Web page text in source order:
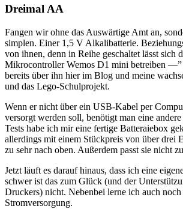
Dreimal AA
Fangen wir ohne das Auswärtige Amt an,
simplen. Einer 1,5 V Alkalibatterie.
von ihnen, denn in Reihe geschaltet lässt sich
Mikrocontroller Wemos D1 mini betreiben —”
bereits über ihn hier im Blog und meine
und das Lego-Schulprojekt.
Wenn er nicht über ein USB-Kabel per
versorgt werden soll, benötigt man eine
Tests habe ich mir eine fertige Batteraiebox
allerdings mit einem Stückpreis von über drei
zu sehr nach oben. Außerdem passt sie nicht
Jetzt läuft es darauf hinaus, dass ich eine
schwer ist das zum Glück (und der
Druckers) nicht. Nebenbei lerne ich auch noch
Stromversorgung.